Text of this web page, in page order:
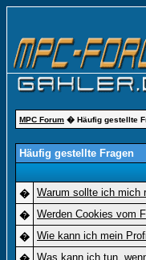
MPC Forum � Häufig gestellte
Häufig gestellte Fragen
� Warum sollte ich mich
� Werden Cookies vom
� Wie kann ich mein
Was kann ich tun,